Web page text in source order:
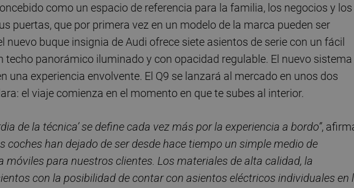
como un espacio de referencia para la familia, los negocios y los
puertas, que por primera vez en un modelo de la marca pueden ser
nuevo buque insignia de Audi ofrece siete asientos de serie con un fácil
techo panorámico iluminado y con opacidad regulable. El nuevo sistema
una experiencia envolvente. El Q9 se lanzará al mercado en unos dos
el viaje comienza en el momento en que te subes al interior.
de la técnica’ se define cada vez más por la experiencia a bordo”,
coches han dejado de ser desde hace tiempo un simple medio de
móviles para nuestros clientes. Los materiales de alta calidad, la
con la posibilidad de contar con asientos eléctricos individuales en